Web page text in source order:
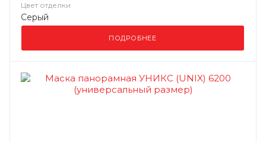
Цвет отделки
Серый
ПОДРОБНЕЕ